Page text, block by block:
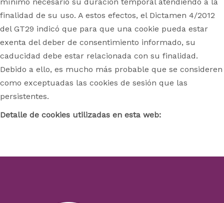
finalidad de su uso. A estos efectos, el Dictamen 4/2012
del GT29 indicó que para que una cookie pueda estar
exenta del deber de consentimiento informado, su
caducidad debe estar relacionada con su finalidad.
Debido a ello, es mucho más probable que se consideren
como exceptuadas las cookies de sesión que las
persistentes.
Detalle de cookies utilizadas en esta web: